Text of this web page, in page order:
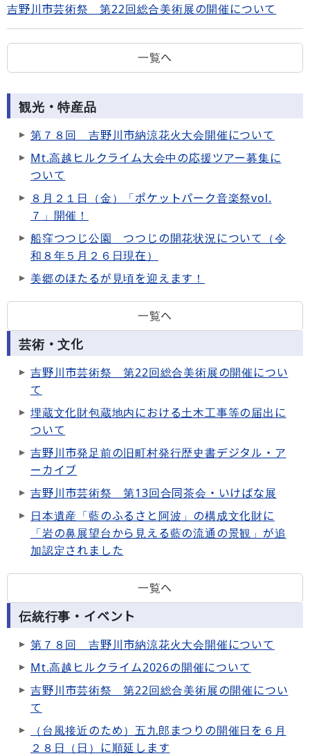
吉野川市芸術祭 第22回総合美術展の開催について
一覧へ
観光・特産品
第７８回 吉野川市納涼花火大会開催について
Mt.高越ヒルクライム大会中の応援ツアー募集に
ついて
８月２１日（金）「ポケットパーク音楽祭vol.
７」開催！
船窪つつじ公園 つつじの開花状況について（令
和８年５月２６日現在）
美郷のほたるが見頃を迎えます！
一覧へ
芸術・文化
吉野川市芸術祭 第22回総合美術展の開催につい
て
埋蔵文化財包蔵地内における土木工事等の届出に
ついて
吉野川市発足前の旧町村発行歴史書デジタル・ア
ーカイブ
吉野川市芸術祭 第13回合同茶会・いけばな展
日本遺産「藍のふるさと阿波」の構成文化財に
「岩の鼻展望台から見える藍の流通の景観」が追
加認定されました
一覧へ
伝統行事・イベント
第７８回 吉野川市納涼花火大会開催について
Mt.高越ヒルクライム2026の開催について
吉野川市芸術祭 第22回総合美術展の開催につい
て
（台風接近のため）五九郎まつりの開催日を６月
２８日（日）に順延します